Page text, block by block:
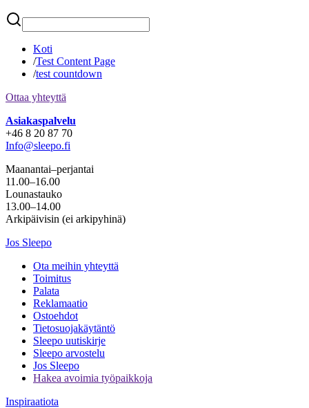
Etsi
Koti
/Test Content Page
/test countdown
Ottaa yhteyttä
Asiakaspalvelu
+46 8 20 87 70
Info@sleepo.fi
Maanantai–perjantai
11.00–16.00
Lounastauko
13.00–14.00
Arkipäivisin (ei arkipyhinä)
Jos Sleepo
Ota meihin yhteyttä
Toimitus
Palata
Reklamaatio
Ostoehdot
Tietosuojakäytäntö
Sleepo uutiskirje
Sleepo arvostelu
Jos Sleepo
Hakea avoimia työpaikkoja
Inspiraatiota